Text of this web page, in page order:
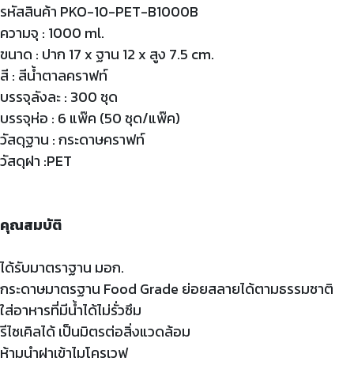
รหัสสินค้า PKO-10-PET-B1000B
ความจุ : 1000 ml.
ขนาด : ปาก 17 x ฐาน 12 x สูง 7.5 cm.
สี : สีน้ำตาลคราฟท์
บรรจุลังละ : 300 ชุด
บรรจุห่อ : 6 แพ๊ค (50 ชุด/แพ๊ค)
วัสดุฐาน : กระดาษคราฟท์
วัสดุฝา :PET
คุณสมบัติ
ได้รับมาตราฐาน มอก.
กระดาษมาตรฐาน Food Grade ย่อยสลายได้ตามธรรมชาติ
ใส่อาหารที่มีน้ำได้ไม่รั่วซึม
รีไซเคิลได้ เป็นมิตรต่อสิ่งแวดล้อม
ห้ามนำฝาเข้าไมโครเวฟ